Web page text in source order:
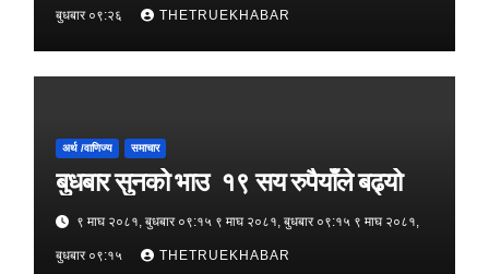
बुधबार ०९:२६ THETRUEKHABAR
अर्थ /वाणिज्य समाचार
बुधबार सुनको भाउ १९ सय रुपैयाँले बढ्यो
९ माघ २०८१, बुधबार ०९:१५ ९ माघ २०८१, बुधबार ०९:१५ ९ माघ २०८१,
बुधबार ०९:१५ THETRUEKHABAR